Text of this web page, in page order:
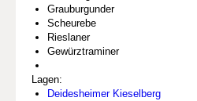
Grauburgunder
Scheurebe
Rieslaner
Gewürztraminer
Lagen:
Deidesheimer Kieselberg